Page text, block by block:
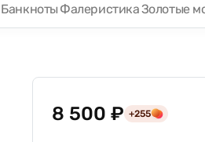
Банкноты ФалеристикаЗолотые
8 500 ₽ +255